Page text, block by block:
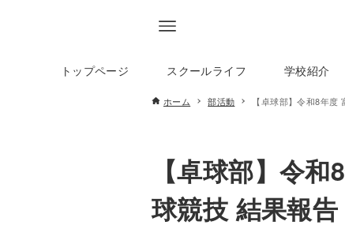
トップページ スクールライフ 学校紹介
ホーム 部活動 【卓球部】令和8年
【卓球部】令
球競技 結果報告